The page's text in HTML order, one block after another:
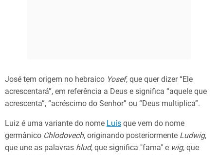
José tem origem no hebraico Yosef, que quer dizer “Ele
acrescentará”, em referência a Deus e significa “aquele que
acrescenta”, “acréscimo do Senhor” ou “Deus multiplica”.
Luiz é uma variante do nome Luís que vem do nome
germânico Chlodovech, originando posteriormente Ludwig,
que une as palavras hlud, que significa "fama" e wig, que